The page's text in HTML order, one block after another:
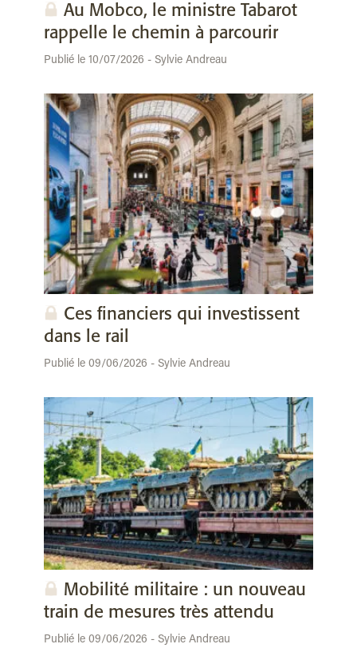
Au Mobco, le ministre Tabarot
rappelle le chemin à parcourir
Publié le 10/07/2026 - Sylvie Andreau
Ces financiers qui investissent
dans le rail
Publié le 09/06/2026 - Sylvie Andreau
Mobilité militaire : un nouveau
train de mesures très attendu
Publié le 09/06/2026 - Sylvie Andreau